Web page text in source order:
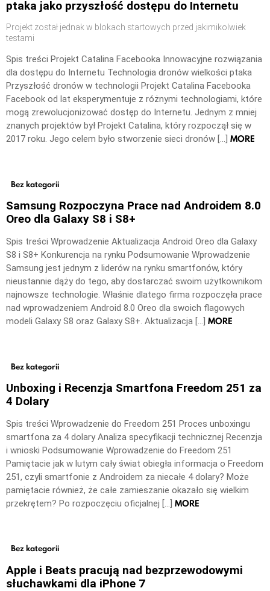
ptaka jako przyszłość dostępu do Internetu
Projekt został jednak w blokach startowych przed jakimikolwiek
testami
Spis treści Projekt Catalina Facebooka Innowacyjne rozwiązania
dla dostępu do Internetu Technologia dronów wielkości ptaka
Przyszłość dronów w technologii Projekt Catalina Facebooka
Facebook od lat eksperymentuje z różnymi technologiami, które
mogą zrewolucjonizować dostęp do Internetu. Jednym z mniej
znanych projektów był Projekt Catalina, który rozpoczął się w
2017 roku. Jego celem było stworzenie sieci dronów […] MORE
Bez kategorii
Samsung Rozpoczyna Prace nad Androidem 8.0
Oreo dla Galaxy S8 i S8+
Spis treści Wprowadzenie Aktualizacja Android Oreo dla Galaxy
S8 i S8+ Konkurencja na rynku Podsumowanie Wprowadzenie
Samsung jest jednym z liderów na rynku smartfonów, który
nieustannie dąży do tego, aby dostarczać swoim użytkownikom
najnowsze technologie. Właśnie dlatego firma rozpoczęła prace
nad wprowadzeniem Android 8.0 Oreo dla swoich flagowych
modeli Galaxy S8 oraz Galaxy S8+. Aktualizacja […] MORE
Bez kategorii
Unboxing i Recenzja Smartfona Freedom 251 za
4 Dolary
Spis treści Wprowadzenie do Freedom 251 Proces unboxingu
smartfona za 4 dolary Analiza specyfikacji technicznej Recenzja
i wnioski Podsumowanie Wprowadzenie do Freedom 251
Pamiętacie jak w lutym cały świat obiegła informacja o Freedom
251, czyli smartfonie z Androidem za niecałe 4 dolary? Może
pamiętacie również, że całe zamieszanie okazało się wielkim
przekrętem? Po rozpoczęciu oficjalnej […] MORE
Bez kategorii
Apple i Beats pracują nad bezprzewodowymi
słuchawkami dla iPhone 7